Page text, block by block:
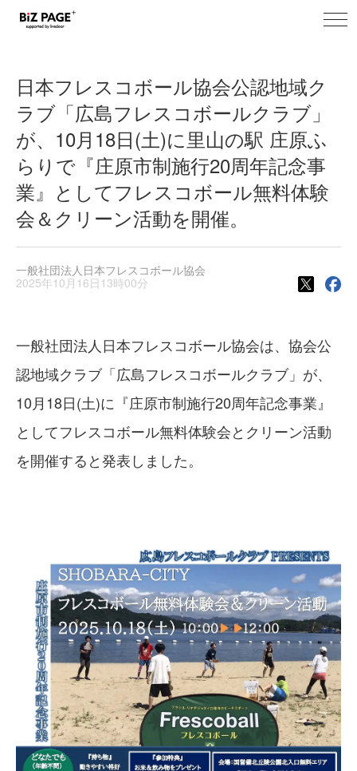
toggle
日本フレスコボール協会公認地域ク
ラブ「広島フレスコボールクラブ」
が、10月18日(土)に里山の駅 庄原ふ
らりで『庄原市制施行20周年記念事
業』としてフレスコボール無料体験
会＆クリーン活動を開催。
一般社団法人日本フレスコボール協会
2025年10月16日13時00分
一般社団法人日本フレスコボール協会は、協会公
認地域クラブ「広島フレスコボールクラブ」が、
10月18日(土)に『庄原市制施行20周年記念事業』
としてフレスコボール無料体験会とクリーン活動
を開催すると発表しました。